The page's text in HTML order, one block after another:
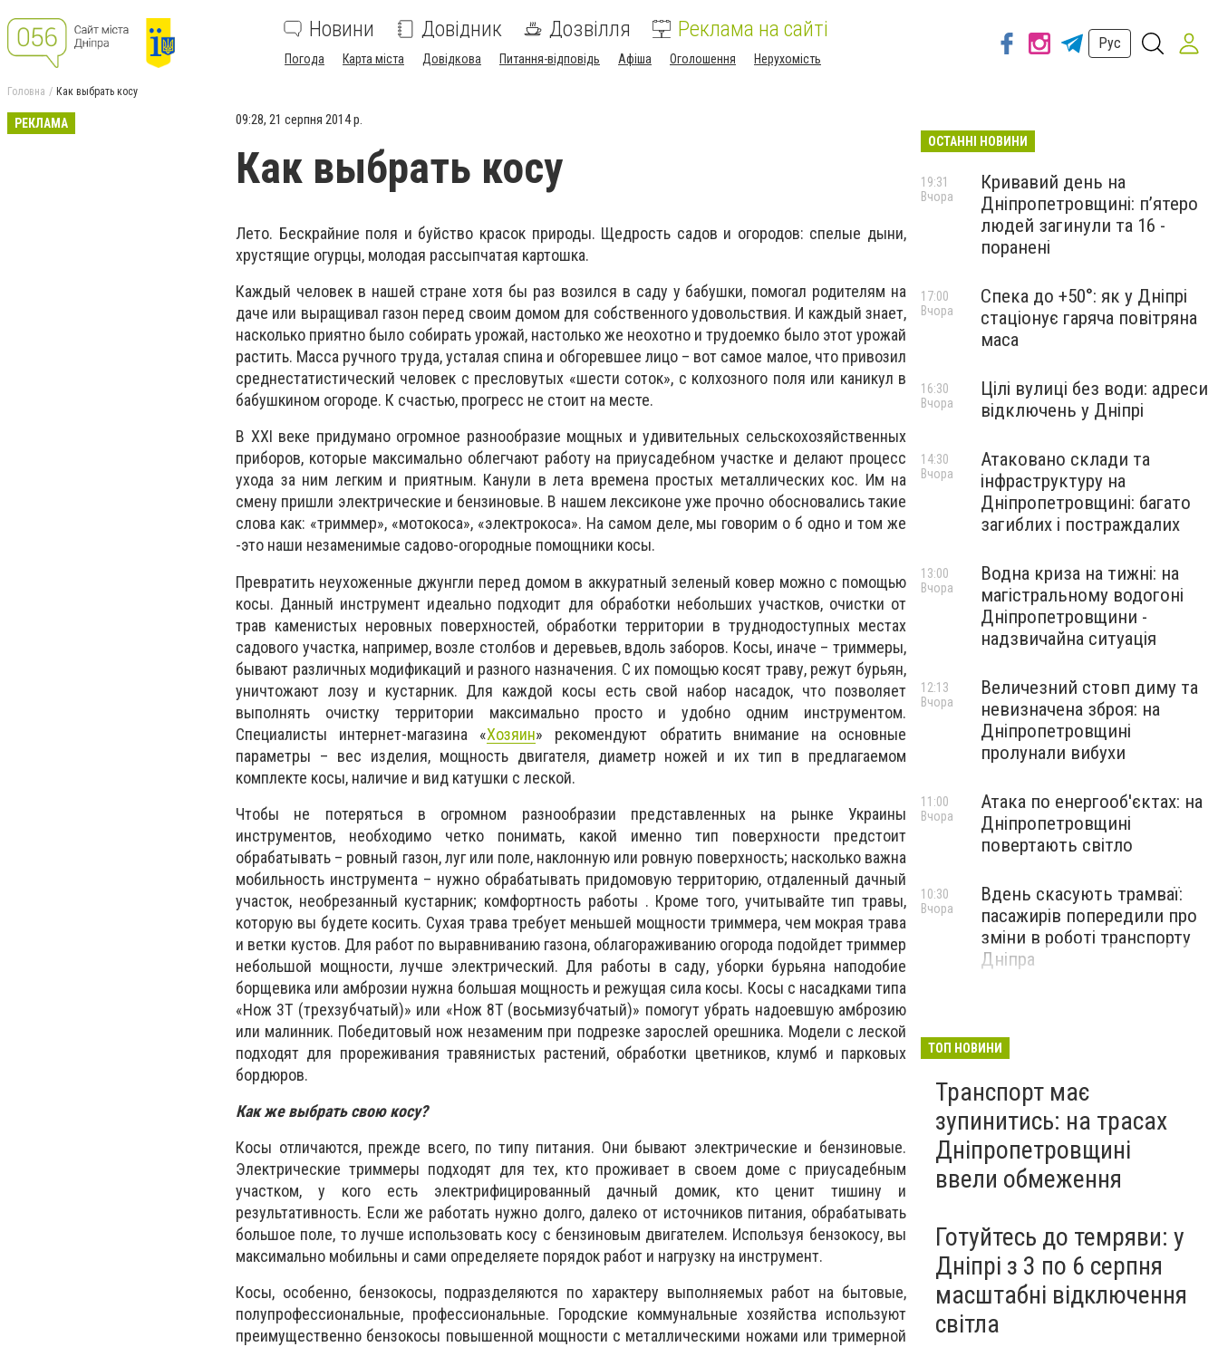
Новини Довідник Дозвілля Реклама на сайті
Погода Карта міста Довідкова Питання-відповідь Афіша Оголошення Нерухомість
Рус
Головна Как выбрать косу
РЕКЛАМА 09:28, 21 серпня 2014 р.
Как выбрать косу
Лето. Бескрайние поля и буйство красок природы. Щедрость садов и огородов: спелые дыни,
хрустящие огурцы, молодая рассыпчатая картошка.
Каждый человек в нашей стране хотя бы раз возился в саду у бабушки, помогал родителям на
даче или выращивал газон перед своим домом для собственного удовольствия. И каждый знает,
насколько приятно было собирать урожай, настолько же неохотно и трудоемко было этот урожай
растить. Масса ручного труда, усталая спина и обгоревшее лицо – вот самое малое, что привозил
среднестатистический человек с пресловутых «шести соток», с колхозного поля или каникул в
бабушкином огороде. К счастью, прогресс не стоит на месте.
В XXI веке придумано огромное разнообразие мощных и удивительных сельскохозяйственных
приборов, которые максимально облегчают работу на приусадебном участке и делают процесс
ухода за ним легким и приятным. Канули в лета времена простых металлических кос. Им на
смену пришли электрические и бензиновые. В нашем лексиконе уже прочно обосновались такие
слова как: «триммер», «мотокоса», «электрокоса». На самом деле, мы говорим о б одно и том же
-это наши незаменимые садово-огородные помощники косы.
Превратить неухоженные джунгли перед домом в аккуратный зеленый ковер можно с помощью
косы. Данный инструмент идеально подходит для обработки небольших участков, очистки от
трав каменистых неровных поверхностей, обработки территории в труднодоступных местах
садового участка, например, возле столбов и деревьев, вдоль заборов. Косы, иначе – триммеры,
бывают различных модификаций и разного назначения. С их помощью косят траву, режут бурьян,
уничтожают лозу и кустарник. Для каждой косы есть свой набор насадок, что позволяет
выполнять очистку территории максимально просто и удобно одним инструментом.
Специалисты интернет-магазина «Хозяин» рекомендуют обратить внимание на основные
параметры – вес изделия, мощность двигателя, диаметр ножей и их тип в предлагаемом
комплекте косы, наличие и вид катушки с леской.
Чтобы не потеряться в огромном разнообразии представленных на рынке Украины
инструментов, необходимо четко понимать, какой именно тип поверхности предстоит
обрабатывать – ровный газон, луг или поле, наклонную или ровную поверхность; насколько важна
мобильность инструмента – нужно обрабатывать придомовую территорию, отдаленный дачный
участок, необрезанный кустарник; комфортность работы . Кроме того, учитывайте тип травы,
которую вы будете косить. Сухая трава требует меньшей мощности триммера, чем мокрая трава
и ветки кустов. Для работ по выравниванию газона, облагораживанию огорода подойдет триммер
небольшой мощности, лучше электрический. Для работы в саду, уборки бурьяна наподобие
борщевика или амброзии нужна большая мощность и режущая сила косы. Косы с насадками типа
«Нож 3Т (трехзубчатый)» или «Нож 8Т (восьмизубчатый)» помогут убрать надоевшую амброзию
или малинник. Победитовый нож незаменим при подрезке зарослей орешника. Модели с леской
подходят для прореживания травянистых растений, обработки цветников, клумб и парковых
бордюров.
Как же выбрать свою косу?
Косы отличаются, прежде всего, по типу питания. Они бывают электрические и бензиновые.
Электрические триммеры подходят для тех, кто проживает в своем доме с приусадебным
участком, у кого есть электрифицированный дачный домик, кто ценит тишину и
результативность. Если же работать нужно долго, далеко от источников питания, обрабатывать
большое поле, то лучше использовать косу с бензиновым двигателем. Используя бензокосу, вы
максимально мобильны и сами определяете порядок работ и нагрузку на инструмент.
Косы, особенно, бензокосы, подразделяются по характеру выполняемых работ на бытовые,
полупрофессиональные, профессиональные. Городские коммунальные хозяйства используют
преимущественно бензокосы повышенной мощности с металлическими ножами или тримерной
ОСТАННІ НОВИНИ
Кривавий день на
Дніпропетровщині: п’ятеро
людей загинули та 16 -
поранені
19:31
Вчора
Спека до +50°: як у Дніпрі
стаціонує гаряча повітряна
маса
17:00
Вчора
Цілі вулиці без води: адреси
відключень у Дніпрі
16:30
Вчора
Атаковано склади та
інфраструктуру на
Дніпропетровщині: багато
загиблих і постраждалих
14:30
Вчора
Водна криза на тижні: на
магістральному водогоні
Дніпропетровщини -
надзвичайна ситуація
13:00
Вчора
Величезний стовп диму та
невизначена зброя: на
Дніпропетровщині
пролунали вибухи
12:13
Вчора
Атака по енергооб'єктах: на
Дніпропетровщині
повертають світло
11:00
Вчора
Вдень скасують трамваї:
пасажирів попередили про
зміни в роботі транспорту
Дніпра
10:30
Вчора
ТОП НОВИНИ
Транспорт має
зупинитись: на трасах
Дніпропетровщині
ввели обмеження
Готуйтесь до темряви: у
Дніпрі з 3 по 6 серпня
масштабні відключення
світла